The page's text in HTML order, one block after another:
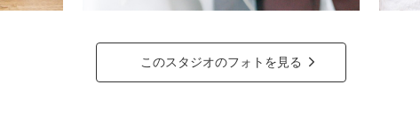
このスタジオのフォトを見る